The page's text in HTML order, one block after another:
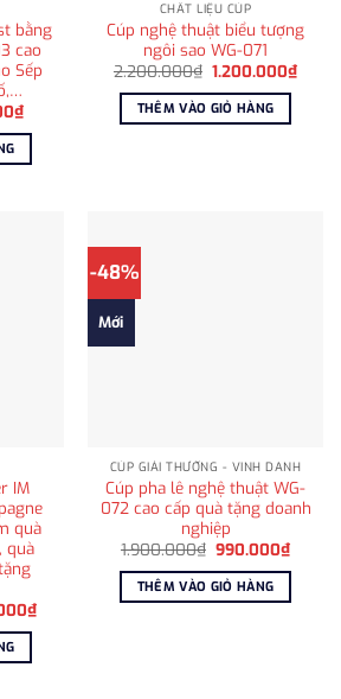
bằng
cao
Sếp
₫Giá
hiện
tại
199.000₫.
CHẤT LIỆU CÚP
Cúp nghệ thuật biểu tượng
ngôi sao WG-071
2.200.000₫ Giá
là:
2.200.000₫.
1.200.000₫Giá
hiện
THÊM VÀO GIỎ HÀNG
IM
quà
quà
₫Giá
hiện
-48%
Mới
CÚP GIẢI THƯỞNG - VINH DANH
Cúp pha lê nghệ thuật WG-
072 cao cấp quà tặng doanh
nghiệp
1.900.000₫ Giá
là:
1.900.000₫.
990.000₫Giá
hiện
THÊM VÀO GIỎ HÀNG